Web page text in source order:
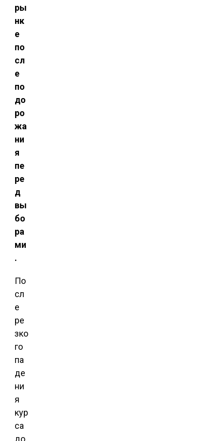
ры
нк
е
по
сл
е
по
до
ро
жа
ни
я
пе
ре
д
вы
бо
ра
ми
.
По
сл
е
ре
зко
го
па
де
ни
я
кур
са
до